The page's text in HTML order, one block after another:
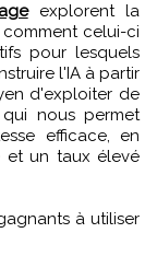
explorent la
celui-ci
pour lesquels
l'IA à partir
d'exploiter de
nous permet
efficace, en
et un taux élevé
à utiliser